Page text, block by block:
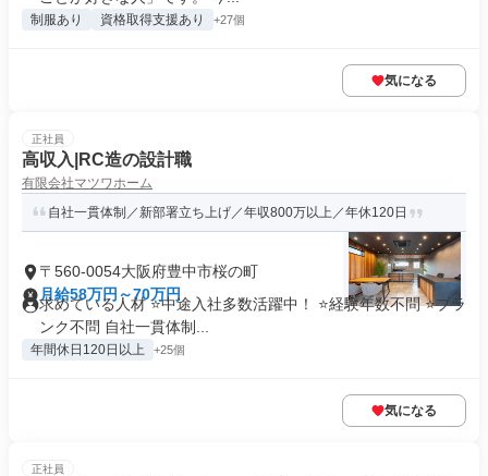
制服あり 資格取得支援あり +27個
気になる
正社員
高収入|RC造の設計職
有限会社マツワホーム
自社一貫体制／新部署立ち上げ／年収800万以上／年休120日
〒560-0054大阪府豊中市桜の町
月給58万円～70万円
求めている人材 ⭐中途入社多数活躍中！ ⭐経験年数不問 ⭐ブラ
ンク不問 自社一貫体制...
年間休日120日以上 +25個
気になる
正社員